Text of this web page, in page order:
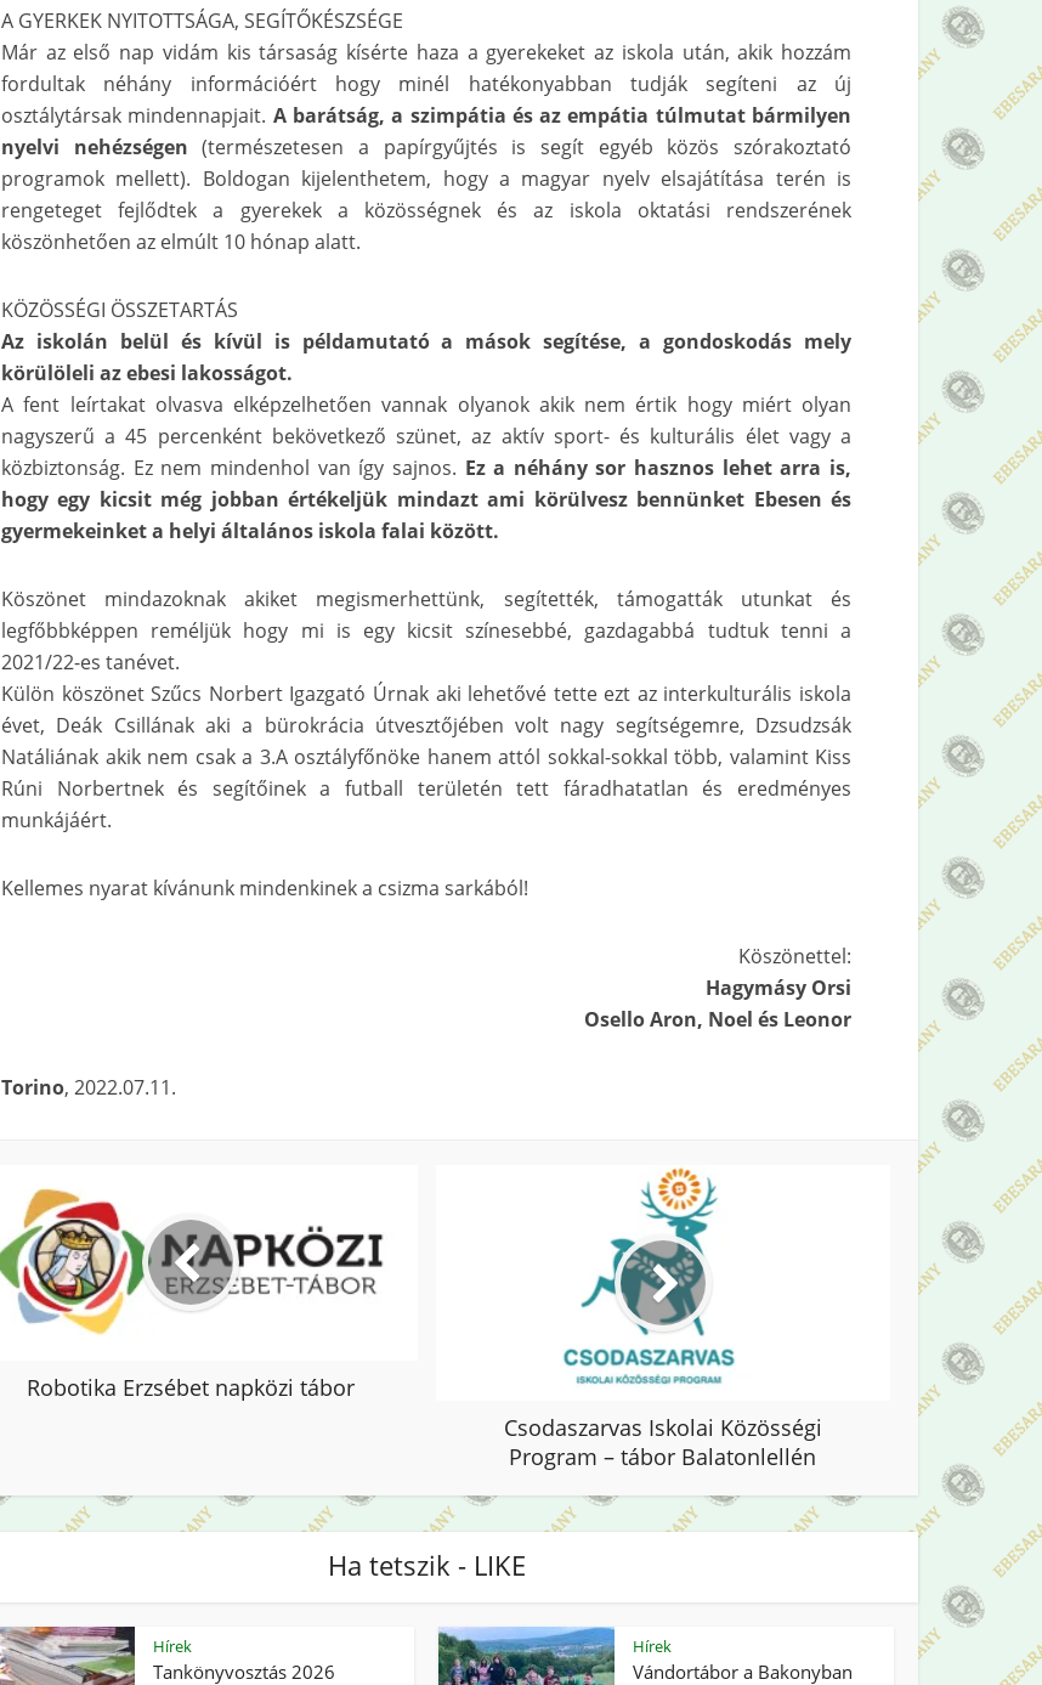
A GYERKEK NYITOTTSÁGA, SEGÍTŐKÉSZSÉGE
Már az első nap vidám kis társaság kísérte haza a gyerekeket az iskola után, akik hozzám
fordultak néhány információért hogy minél hatékonyabban tudják segíteni az új
osztálytársak mindennapjait. A barátság, a szimpátia és az empátia túlmutat bármilyen
nyelvi nehézségen (természetesen a papírgyűjtés is segít egyéb közös szórakoztató
programok mellett). Boldogan kijelenthetem, hogy a magyar nyelv elsajátítása terén is
rengeteget fejlődtek a gyerekek a közösségnek és az iskola oktatási rendszerének
köszönhetően az elmúlt 10 hónap alatt.
KÖZÖSSÉGI ÖSSZETARTÁS
Az iskolán belül és kívül is példamutató a mások segítése, a gondoskodás mely
körülöleli az ebesi lakosságot.
A fent leírtakat olvasva elképzelhetően vannak olyanok akik nem értik hogy miért olyan
nagyszerű a 45 percenként bekövetkező szünet, az aktív sport- és kulturális élet vagy a
közbiztonság. Ez nem mindenhol van így sajnos. Ez a néhány sor hasznos lehet arra is,
hogy egy kicsit még jobban értékeljük mindazt ami körülvesz bennünket Ebesen és
gyermekeinket a helyi általános iskola falai között.
Köszönet mindazoknak akiket megismerhettünk, segítették, támogatták utunkat és
legfőbbképpen reméljük hogy mi is egy kicsit színesebbé, gazdagabbá tudtuk tenni a
2021/22-es tanévet.
Külön köszönet Szűcs Norbert Igazgató Úrnak aki lehetővé tette ezt az interkulturális iskola
évet, Deák Csillának aki a bürokrácia útvesztőjében volt nagy segítségemre, Dzsudzsák
Natáliának akik nem csak a 3.A osztályfőnöke hanem attól sokkal-sokkal több, valamint Kiss
Rúni Norbertnek és segítőinek a futball területén tett fáradhatatlan és eredményes
munkájáért.
Kellemes nyarat kívánunk mindenkinek a csizma sarkából!
Köszönettel:
Hagymásy Orsi
Osello Aron, Noel és Leonor
Torino, 2022.07.11.
Robotika Erzsébet napközi tábor
Csodaszarvas Iskolai Közösségi
Program – tábor Balatonlellén
Ha tetszik - LIKE
Hírek
Tankönyvosztás 2026
Hírek
Vándortábor a Bakonyban